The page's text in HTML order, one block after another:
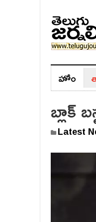
హోం
బ్లాక్
Latest